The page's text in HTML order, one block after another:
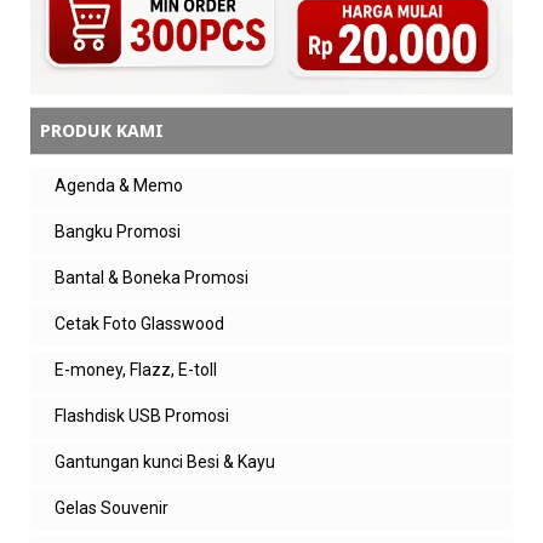
Balasan
admin zeropromosi
Anonim
bagus banget, sudah bisa sekalian cetak full
Balas
Balasan
admin zeropromosi
iya donk. ditunggu ya kak orderannya
Balas
tony
PRODUK KAMI
Agenda & Memo
Bangku Promosi
Bantal & Boneka Promosi
Cetak Foto Glasswood
E-money, Flazz, E-toll
Flashdisk USB Promosi
Gantungan kunci Besi & Kayu
Gelas Souvenir